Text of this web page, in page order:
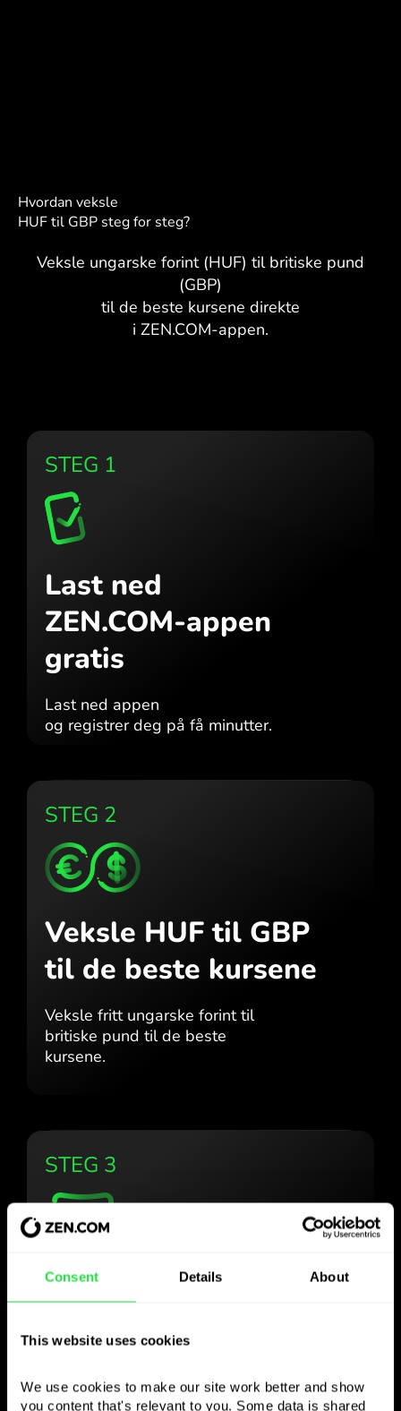
Consent Details About
This website uses cookies
We use cookies to make our site work better and show
you content that's relevant to you. Some data is shared
Hvordan veksle
HUF til GBP steg for steg?
Veksle ungarske forint (HUF) til britiske pund
(GBP)
til de beste kursene direkte
i ZEN.COM-appen.
STEG 1
Last ned
ZEN.COM-appen
gratis
Last ned appen
og registrer deg på få minutter.
STEG 2
Veksle HUF til GBP
til de beste kursene
Veksle fritt ungarske forint til
britiske pund til de beste
kursene.
STEG 3
Bruk den valgte
valutaen
som du vil
Send penger utenlands,